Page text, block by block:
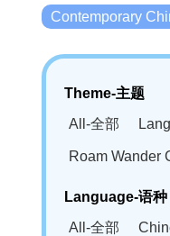
Contemporary
Theme-主题
All-全部
Roam Wander
Language-语种
All-全部